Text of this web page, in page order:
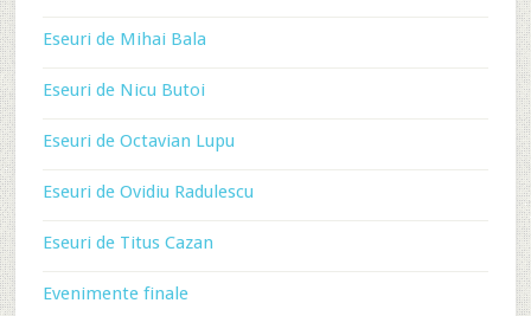
Eseuri de Mihai Bala
Eseuri de Nicu Butoi
Eseuri de Octavian Lupu
Eseuri de Ovidiu Radulescu
Eseuri de Titus Cazan
Evenimente finale